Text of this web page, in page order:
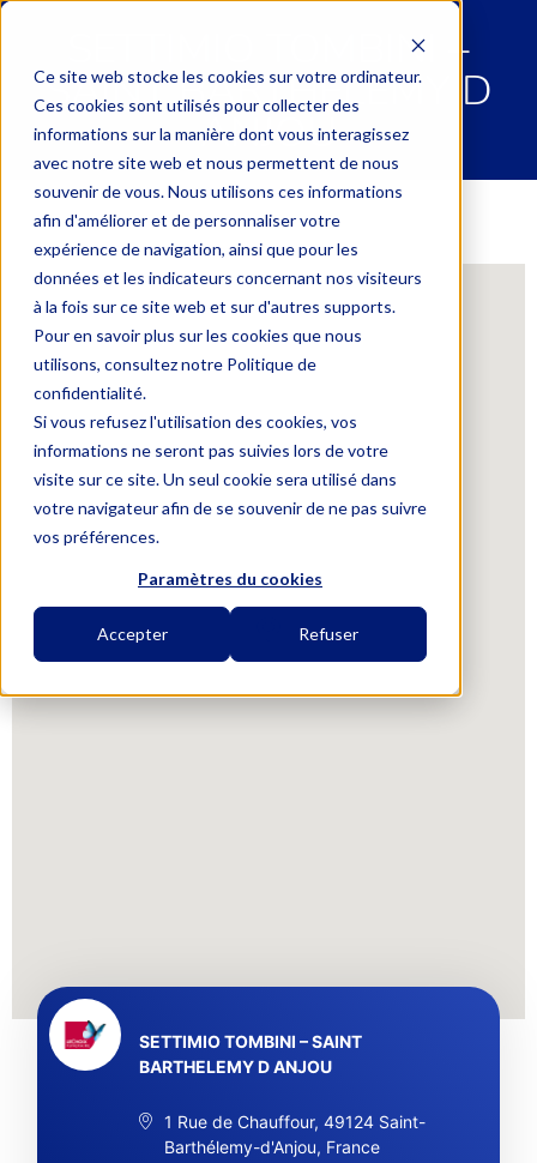
Ce site web stocke les cookies sur votre ordinateur.
Ces cookies sont utilisés pour collecter des
informations sur la manière dont vous interagissez
avec notre site web et nous permettent de nous
souvenir de vous. Nous utilisons ces informations
afin d'améliorer et de personnaliser votre
expérience de navigation, ainsi que pour les
données et les indicateurs concernant nos visiteurs
à la fois sur ce site web et sur d'autres supports.
Pour en savoir plus sur les cookies que nous
utilisons, consultez notre Politique de
confidentialité.
Si vous refusez l'utilisation des cookies, vos
informations ne seront pas suivies lors de votre
visite sur ce site. Un seul cookie sera utilisé dans
votre navigateur afin de se souvenir de ne pas suivre
vos préférences.
Paramètres du cookies
Accepter Refuser
SETTIMIO TOMBINI –
SAINT BARTHELEMY D
ANJOU
SETTIMIO TOMBINI – SAINT
BARTHELEMY D ANJOU
1 Rue de Chauffour, 49124 Saint-
Barthélemy-d'Anjou, France